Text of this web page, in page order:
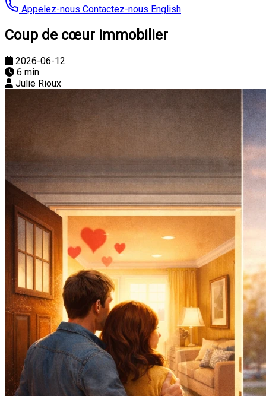
Appelez-nous Contactez-nous English
Coup de cœur immobilier
2026-06-12
6 min
Julie Rioux